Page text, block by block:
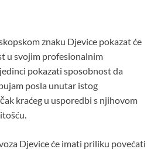
znaku Djevice pokazat će
u svojim profesionalnim
pokazati sposobnost da
posla unutar istog
kraćeg u usporedbi s njihovom
Djevice će imati priliku povećati